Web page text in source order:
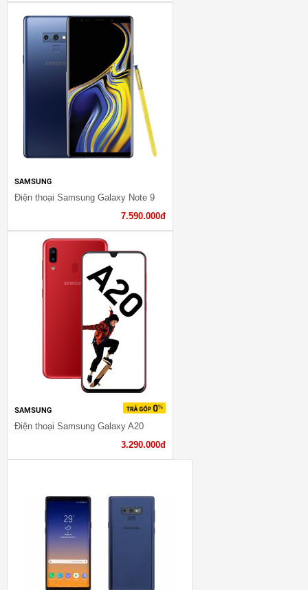
SAMSUNG
Điện thoại Samsung Galaxy Note 9
7.590.000đ
SAMSUNG
Điện thoại Samsung Galaxy A20
3.290.000đ